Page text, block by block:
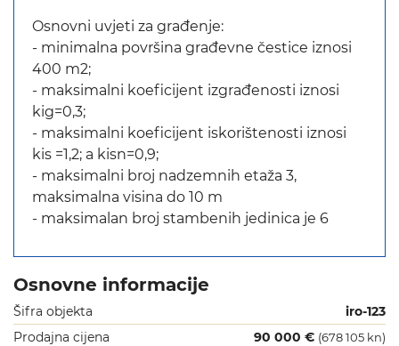
Osnovni uvjeti za građenje:
- minimalna površina građevne čestice iznosi
400 m2;
- maksimalni koeficijent izgrađenosti iznosi
kig=0,3;
- maksimalni koeficijent iskorištenosti iznosi
kis =1,2; a kisn=0,9;
- maksimalni broj nadzemnih etaža 3,
maksimalna visina do 10 m
- maksimalan broj stambenih jedinica je 6
Osnovne informacije
Šifra objekta
iro-123
Prodajna cijena
90 000 € (678 105 kn)